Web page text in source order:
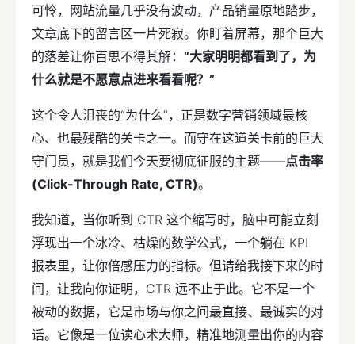
可怜，网站流量几乎没有波动，产品销量原地踏步，
文章底下的留言区一片死寂。你盯着屏幕，那个巨大
的落差让你百思不得其解： “大家明明都看到了，为
什么就是不愿意点进来看看呢？”
这个令人沮丧的“为什么”，正是数字营销领域最核
心、也最残酷的关卡之一。而守在这道关卡前的巨大
守门员，就是我们今天要彻底征服的主题——点击率
(Click-Through Rate, CTR)。
我知道，当你听到 CTR 这个缩写时，脑中可能立刻
浮现出一个冰冷、枯燥的数学公式，一个躺在 KPI
报表里，让你倍感压力的指标。但请给我接下来的时
间，让我向你证明，CTR 远不止于此。它不是一个
被动的数据，它是市场与你之间最直接、最诚实的对
话。它像是一位读心术大师，精准地测量出你的内容